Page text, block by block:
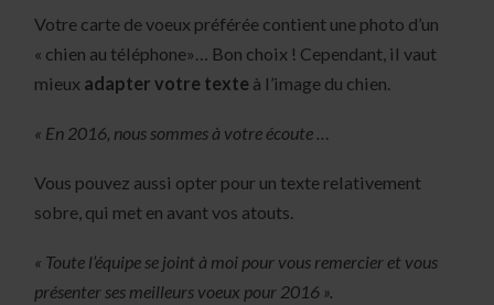
Votre carte de voeux préférée contient une photo d’un
« chien au téléphone»… Bon choix ! Cependant, il vaut
mieux adapter votre texte à l’image du chien.
« En 2016, nous sommes à votre écoute …
Vous pouvez aussi opter pour un texte relativement
sobre, qui met en avant vos atouts.
« Toute l’équipe se joint à moi pour vous remercier et vous
présenter ses meilleurs voeux pour 2016 ».